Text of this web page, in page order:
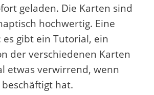
geladen. Die Karten sind
hochwertig. Eine
gibt ein Tutorial, ein
der verschiedenen Karten
etwas verwirrend, wenn
hat.